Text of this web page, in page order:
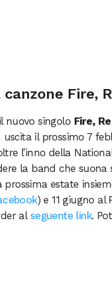
Fire,
nuovo singolo Fire,
uscita il prossimo 7
l’inno della
la band che
estate
) e 11 giugno al
al seguente link.